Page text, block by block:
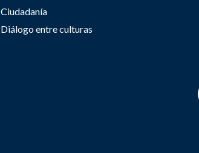
Ciudadanía
Diálogo entre culturas